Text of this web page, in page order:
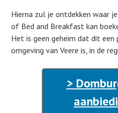
Hierna zul je ontdekken waar
of Bed and Breakfast kan
Het is geen geheim dat dit een
omgeving van Veere is, in de
>